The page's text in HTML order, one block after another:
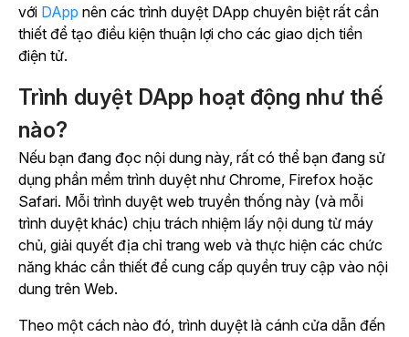
với DApp nên các trình duyệt DApp chuyên biệt rất cần
thiết để tạo điều kiện thuận lợi cho các giao dịch tiền
điện tử.
Trình duyệt DApp hoạt động như thế
nào?
Nếu bạn đang đọc nội dung này, rất có thể bạn đang sử
dụng phần mềm trình duyệt như Chrome, Firefox hoặc
Safari. Mỗi trình duyệt web truyền thống này (và mỗi
trình duyệt khác) chịu trách nhiệm lấy nội dung từ máy
chủ, giải quyết địa chỉ trang web và thực hiện các chức
năng khác cần thiết để cung cấp quyền truy cập vào nội
dung trên Web.
Theo một cách nào đó, trình duyệt là cánh cửa dẫn đến